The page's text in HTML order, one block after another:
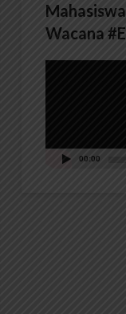
Wacana
00:00